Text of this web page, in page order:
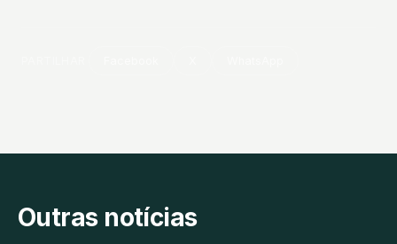
Outras notícias